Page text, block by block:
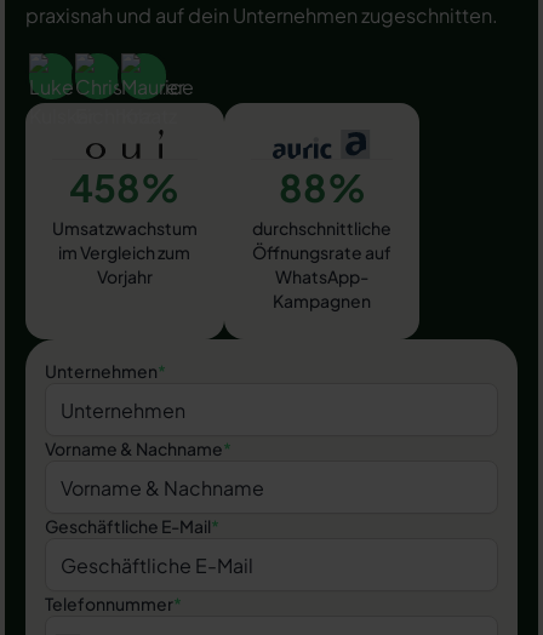
praxisnah und auf dein Unternehmen zugeschnitten.
458%
Umsatzwachstum
im Vergleich zum
Vorjahr
88%
durchschnittliche
Öffnungsrate auf
WhatsApp-
Kampagnen
Unternehmen*
Vorname & Nachname*
Geschäftliche E-Mail*
Telefonnummer*